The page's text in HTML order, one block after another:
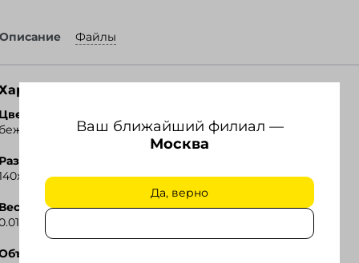
Ваш ближайший филиал —
Москва
Да, верно
Описание Файлы
мм.
кг.